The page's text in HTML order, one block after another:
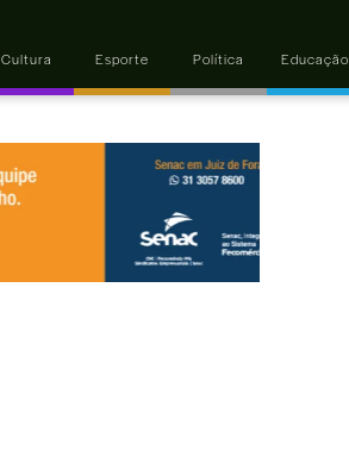
Cultura Esporte Política Educação